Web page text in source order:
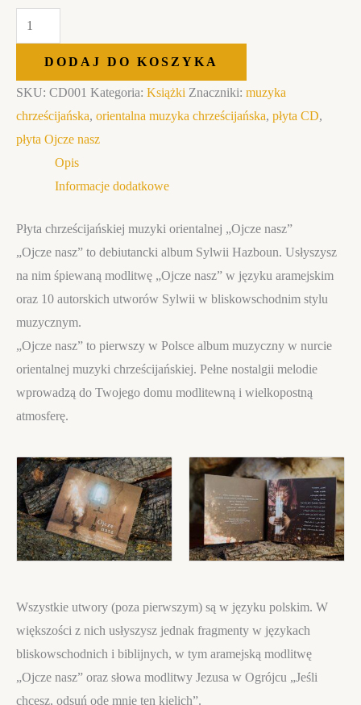
DODAJ DO KOSZYKA
SKU: CD001 Kategoria: Książki Znaczniki: muzyka
chrześcijańska, orientalna muzyka chrześcijańska, płyta CD,
płyta Ojcze nasz
Opis
Informacje dodatkowe
Płyta chrześcijańskiej muzyki orientalnej „Ojcze nasz”
„Ojcze nasz” to debiutancki album Sylwii Hazboun. Usłyszysz
na nim śpiewaną modlitwę „Ojcze nasz” w języku aramejskim
oraz 10 autorskich utworów Sylwii w bliskowschodnim stylu
muzycznym.
„Ojcze nasz” to pierwszy w Polsce album muzyczny w nurcie
orientalnej muzyki chrześcijańskiej. Pełne nostalgii melodie
wprowadzą do Twojego domu modlitewną i wielkopostną
atmosferę.
Wszystkie utwory (poza pierwszym) są w języku polskim. W
większości z nich usłyszysz jednak fragmenty w językach
bliskowschodnich i biblijnych, w tym aramejską modlitwę
„Ojcze nasz” oraz słowa modlitwy Jezusa w Ogrójcu „Jeśli
chcesz, odsuń ode mnie ten kielich”.